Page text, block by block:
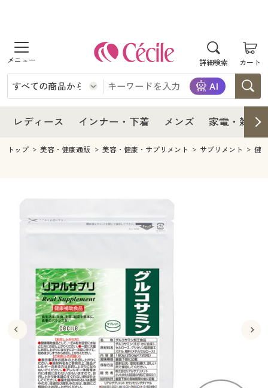
詳細検索 カート
商品を探す
レディース
レディースファッション
インナー・下着
インナー・下着通販すべて
メンズ下着
メンズ
キッチン・雑貨・日用品
家具・収納
寝具・ベッド
カーテン・ラグ・ファブリック
美容・健康通販すべて
美容・健康・サプリメント
制服・スクール
制服・スクールすべて
制服・学生服
ジュニア・ティーンズ下着
大きいサイズ
大きいサイズ通販すべて
大きいサイズ レディース服
バーゲン
バーゲンセール
詳細検索
レディース インナー・下着 メンズ 家電・雑貨
レディース
レディース通販すべて
レディースファッション
インナー・下着
インナー・下着通販すべて
メンズ
寝具・ベッド
カーテン・ラグ・ファブリック
美容・健康・サプリメント
制服・スクールすべて
制服・学生服
ジュニア・ティーンズ下着
大きいサイズ
大きいサイズ通販すべて
大きいサイズ レディース服
大きいサイズ レディース下着
バーゲン
バーゲンセール
シークレットセール
詳細検索
商品カテゴリ一覧
トップ 美容・健康通販 美容・健康・サプリメント サプリメント 健